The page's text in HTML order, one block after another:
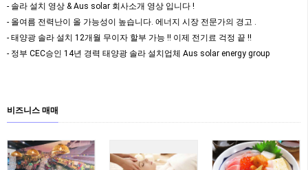
- 솔라 설치 영상 & Aus solar 회사소개 영상 입니다 !
- 올여름 전력난이 올 가능성이 높습니다. 에너지 시장 전문가의 경고 .
- 태양광 솔라 설치 12개월 무이자 할부 가능 !! 이제 전기료 걱정 끝 !!
- 정부 CEC승인 14년 경력 태양광 솔라 설치업체 Aus solar energy group
비즈니스 매매